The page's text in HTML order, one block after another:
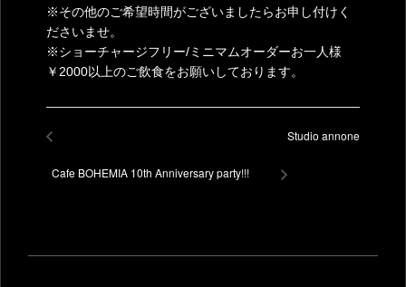
※その他のご希望時間がございましたらお申し付けく
ださいませ。
※ショーチャージフリー/ミニマムオーダーお一人様
￥2000以上のご飲食をお願いしております。
Cafe BOHEMIA 10th Anniversary party!!!
Studio annone